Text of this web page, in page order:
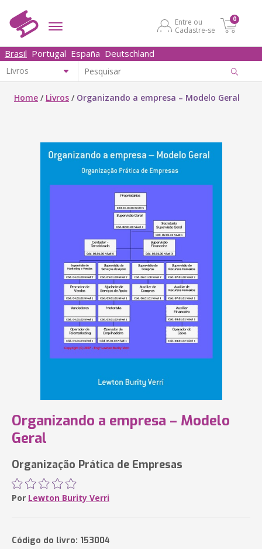
Entre ou
Cadastre-se
0
Brasil Portugal España Deutschland
Home / Livros / Organizando a empresa – Modelo Geral
Organizando a empresa – Modelo
Geral
Organização Prática de Empresas
Por Lewton Burity Verri
Código do livro: 153004